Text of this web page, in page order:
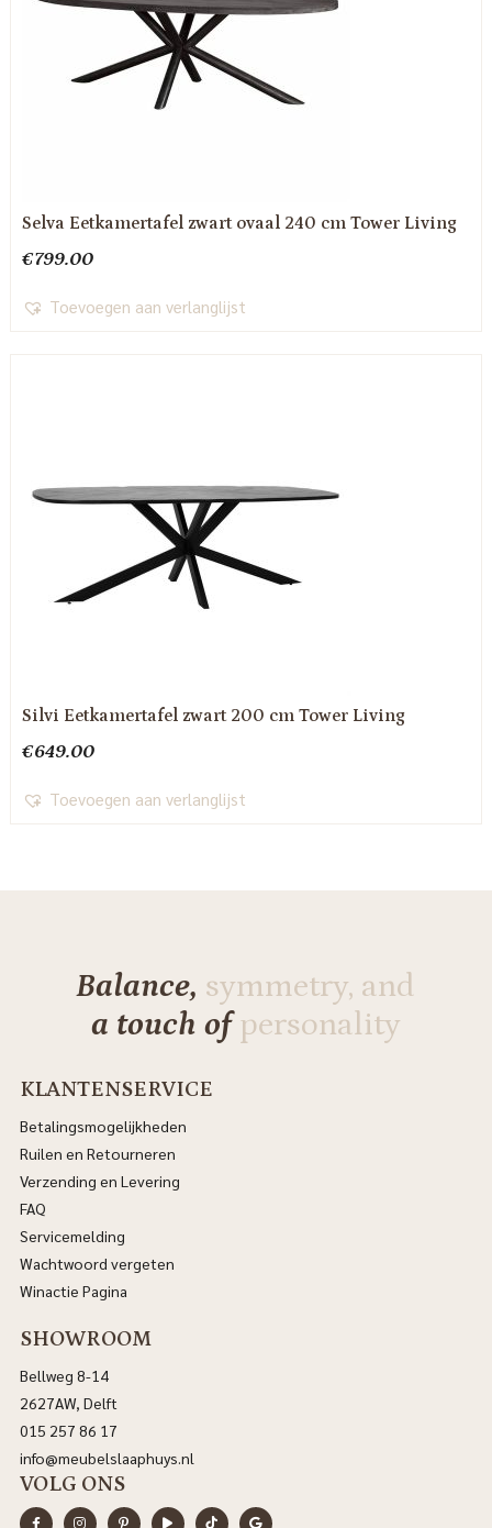
Selva Eetkamertafel zwart ovaal 240 cm Tower Living
€799.00
Toevoegen aan verlanglijst
Silvi Eetkamertafel zwart 200 cm Tower Living
€649.00
Toevoegen aan verlanglijst
Balance, symmetry, and
a touch ofpersonality
KLANTENSERVICE
Betalingsmogelijkheden
Ruilen en Retourneren
Verzending en Levering
FAQ
Servicemelding
Wachtwoord vergeten
Winactie Pagina
SHOWROOM
Bellweg 8-14
2627AW, Delft
015 257 86 17
info@meubelslaaphuys.nl
VOLG ONS